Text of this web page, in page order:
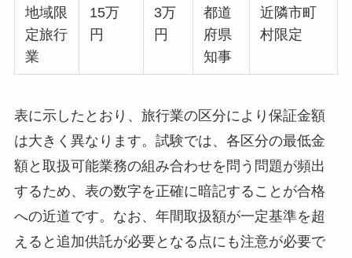
地域限
定旅行
業
15万
円
3万
円
都道
府県
知事
近隣市町
村限定
表に示したとおり、旅行業の区分により保証金額
は大きく異なります。試験では、各区分の最低金
額と取扱可能業務の組み合わせを問う問題が頻出
するため、表の数字を正確に暗記することが合格
への近道です。なお、年間取扱額が一定基準を超
えると追加供託が必要となる点にも注意が必要で